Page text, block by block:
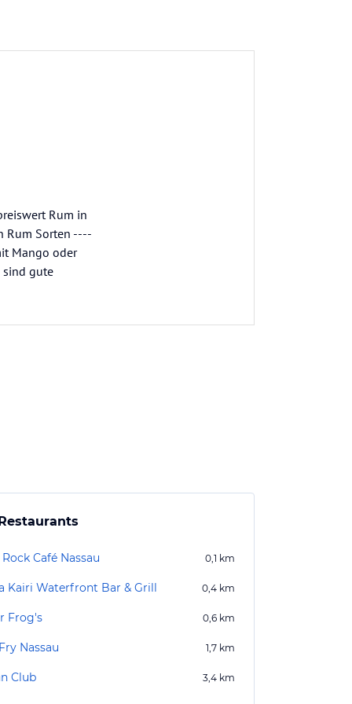
Rum in
Rum Sorten ----
Mango oder
sind gute
Café Nassau 0,1 km
Kairi Waterfront Bar & Grill 0,4 km
Frog's 0,6 km
Nassau 1,7 km
Club 3,4 km